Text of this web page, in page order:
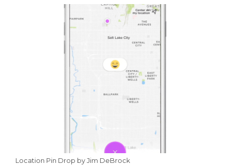
Location Pin Drop by Jim DeBrock